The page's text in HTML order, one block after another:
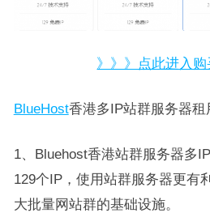
》》》点此进入购
BlueHost香港多IP站群服务器租
1、Bluehost香港站群服务器多
129个IP，使用站群服务器更有
大批量网站群的基础设施。